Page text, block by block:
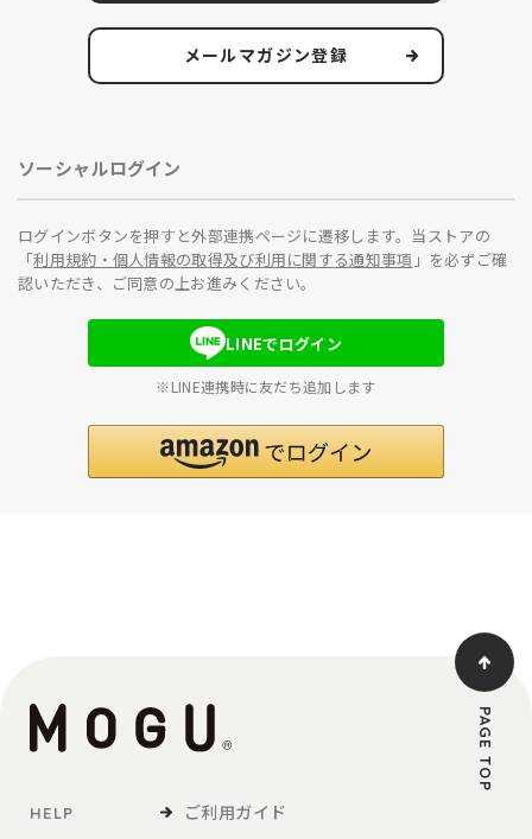
メールマガジン登録
ソーシャルログイン
ログインボタンを押すと外部連携ページに遷移します。当ストアの
「利用規約・個人情報の取得及び利用に関する通知事項 」を必ずご確
認いただき、ご同意の上お進みください。
LINEでログイン
※LINE連携時に友だち追加します
HELP ご利用ガイド
PAGE TOP